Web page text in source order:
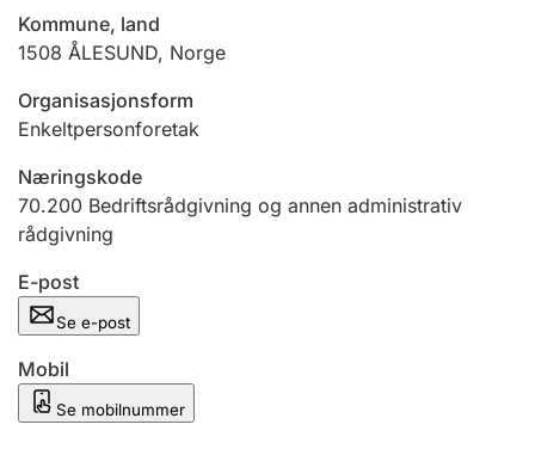
Ektepaktveileder
Offentlig sektor
Andre tema
Kommune, land
1508 ÅLESUND, Norge
Organisasjonsform
Enkeltpersonforetak
Næringskode
70.200 Bedriftsrådgivning og annen administrativ
rådgivning
E-post
Se e-post
Mobil
Se mobilnummer